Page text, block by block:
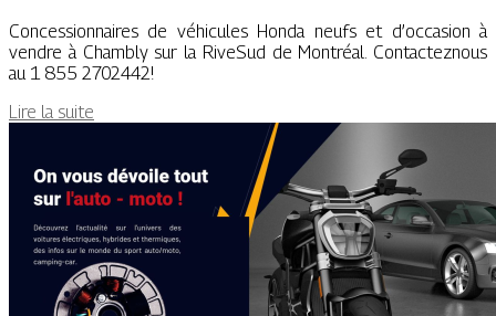
Concessionnaires de véhicules Honda neufs et d’occasion à
vendre à Chambly sur la RiveSud de Montréal. Contacteznous
au 1 855 2702442!
Lire la suite